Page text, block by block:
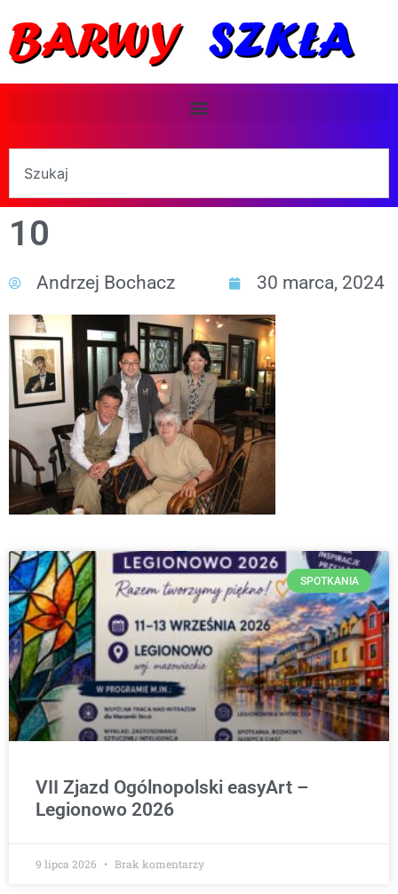
10
Andrzej Bochacz 30 marca, 2024
SPOTKANIA
VII Zjazd Ogólnopolski easyArt –
Legionowo 2026
9 lipca 2026 Brak komentarzy